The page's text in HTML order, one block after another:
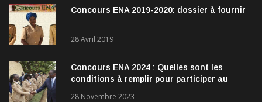
Concours ENA 2019-2020: dossier à fournir
28 Avril 2019
Concours ENA 2024 : Quelles sont les
conditions à remplir pour participer au
28 Novembre 2023